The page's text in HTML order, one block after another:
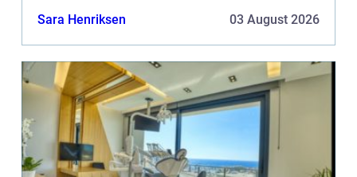
Sara Henriksen 03 August 2026